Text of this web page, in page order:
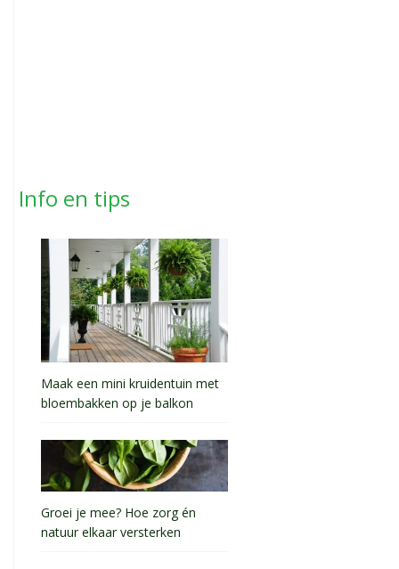
Info en tips
Maak een mini kruidentuin met
bloembakken op je balkon
Groei je mee? Hoe zorg én
natuur elkaar versterken